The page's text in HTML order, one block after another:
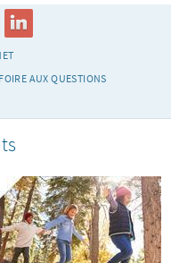
FOIRE AUX QUESTIONS